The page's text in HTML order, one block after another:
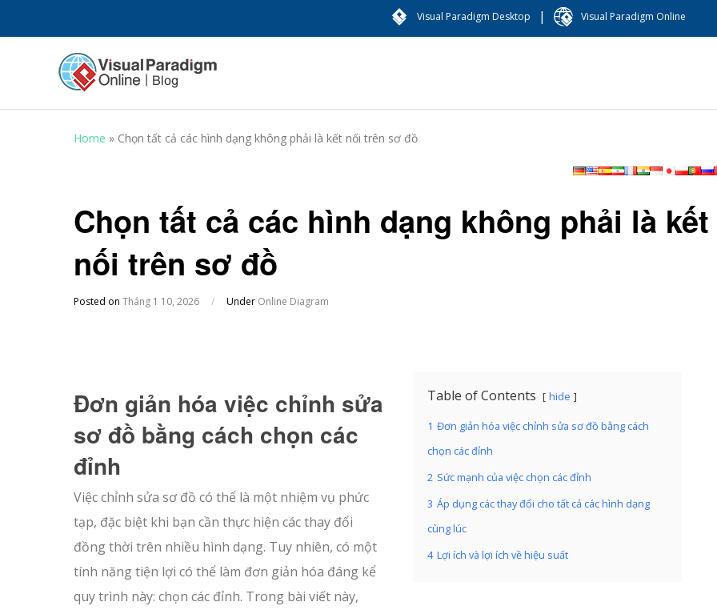
Visual Paradigm Desktop | Visual Paradigm Online
Home » Chọn tất cả các hình dạng không phải là kết nối trên sơ đồ
Chọn tất cả các hình dạng không phải là kết
nối trên sơ đồ
Posted on Tháng 1 10, 2026 / Under Online Diagram
Table of Contents hide
1 Đơn giản hóa việc chỉnh sửa sơ đồ bằng cách
chọn các đỉnh
2 Sức mạnh của việc chọn các đỉnh
3 Áp dụng các thay đổi cho tất cả các hình dạng
cùng lúc
4 Lợi ích và lợi ích về hiệu suất
Đơn giản hóa việc chỉnh sửa
sơ đồ bằng cách chọn các
đỉnh
Việc chỉnh sửa sơ đồ có thể là một nhiệm vụ phức
tạp, đặc biệt khi bạn cần thực hiện các thay đổi
đồng thời trên nhiều hình dạng. Tuy nhiên, có một
tính năng tiện lợi có thể làm đơn giản hóa đáng kể
quy trình này: chọn các đỉnh. Trong bài viết này,